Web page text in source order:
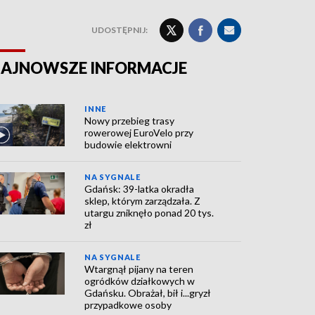
UDOSTĘPNIJ:
INFORMACJE
INNE
Nowy przebieg trasy
rowerowej EuroVelo przy
budowie elektrowni
NA SYGNALE
Gdańsk: 39-latka okradła
sklep, którym zarządzała. Z
utargu zniknęło ponad 20 tys.
zł
NA SYGNALE
Wtargnął pijany na teren
ogródków działkowych w
Gdańsku. Obrażał, bił i...gryzł
przypadkowe osoby